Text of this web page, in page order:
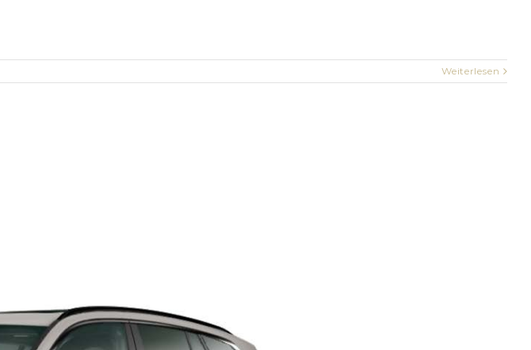
Weiterlesen